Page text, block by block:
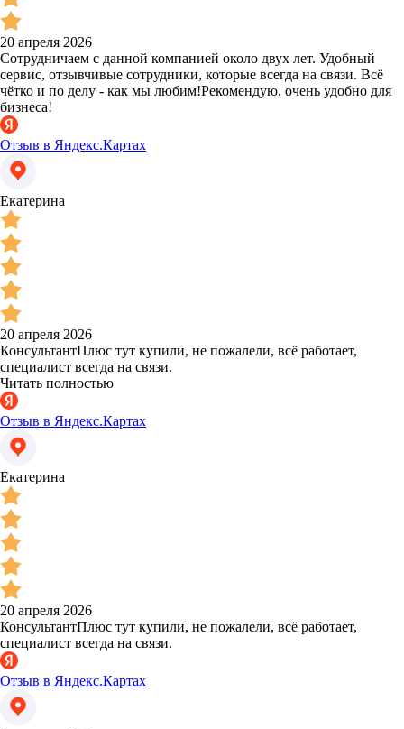
20 апреля 2026
Сотрудничаем с данной компанией около двух лет. Удобный
сервис, отзывчивые сотрудники, которые всегда на связи. Всё
чётко и по делу - как мы любим!Рекомендую, очень удобно для
бизнеса!
Отзыв в Яндекс.Картах
Екатерина
20 апреля 2026
КонсультантПлюс тут купили, не пожалели, всё работает,
специалист всегда на связи.
Читать полностью
Отзыв в Яндекс.Картах
Екатерина
20 апреля 2026
КонсультантПлюс тут купили, не пожалели, всё работает,
специалист всегда на связи.
Отзыв в Яндекс.Картах